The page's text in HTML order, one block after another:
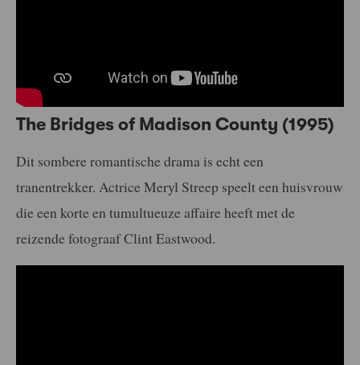
The Bridges of Madison County (1995)
Dit sombere romantische drama is echt een
tranentrekker. Actrice Meryl Streep speelt een huisvrouw
die een korte en tumultueuze affaire heeft met de
reizende fotograaf Clint Eastwood.